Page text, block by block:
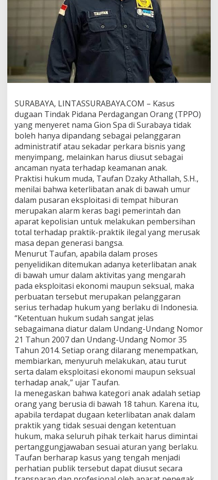
S
k
a
n
d
i
n
S
p
a
A
d
a
a
h
T
a
m
p
a
r
a
n
a
g
i
P
e
r
l
i
n
d
u
n
g
a
n
A
n
a
k
SURABAYA, LINTASSURABAYA.COM – Kasus
dugaan Tindak Pidana Perdagangan Orang (TPPO)
yang menyeret nama Gion Spa di Surabaya tidak
boleh hanya dipandang sebagai pelanggaran
administratif atau sekadar perkara bisnis yang
menyimpang, melainkan harus diusut sebagai
ancaman nyata terhadap keamanan anak.
Praktisi hukum muda, Taufan Dzaky Athallah, S.H.,
menilai bahwa keterlibatan anak di bawah umur
dalam pusaran eksploitasi di tempat hiburan
merupakan alarm keras bagi pemerintah dan
aparat kepolisian untuk melakukan pembersihan
total terhadap praktik-praktik ilegal yang merusak
masa depan generasi bangsa.
Menurut Taufan, apabila dalam proses
penyelidikan ditemukan adanya keterlibatan anak
di bawah umur dalam aktivitas yang mengarah
pada eksploitasi ekonomi maupun seksual, maka
perbuatan tersebut merupakan pelanggaran
serius terhadap hukum yang berlaku di Indonesia.
“Ketentuan hukum sudah sangat jelas
sebagaimana diatur dalam Undang-Undang Nomor
21 Tahun 2007 dan Undang-Undang Nomor 35
Tahun 2014. Setiap orang dilarang menempatkan,
membiarkan, menyuruh melakukan, atau turut
serta dalam eksploitasi ekonomi maupun seksual
terhadap anak,” ujar Taufan.
Ia menegaskan bahwa kategori anak adalah setiap
orang yang berusia di bawah 18 tahun. Karena itu,
apabila terdapat dugaan keterlibatan anak dalam
praktik yang tidak sesuai dengan ketentuan
hukum, maka seluruh pihak terkait harus dimintai
pertanggungjawaban sesuai aturan yang berlaku.
Taufan berharap kasus yang tengah menjadi
perhatian publik tersebut dapat diusut secara